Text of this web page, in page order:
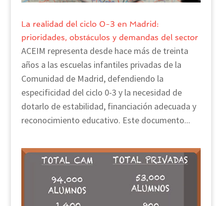
La realidad del ciclo 0-3 en Madrid:
prioridades, obstáculos y demandas del sector
ACEIM representa desde hace más de treinta
años a las escuelas infantiles privadas de la
Comunidad de Madrid, defendiendo la
especificidad del ciclo 0-3 y la necesidad de
dotarlo de estabilidad, financiación adecuada y
reconocimiento educativo. Este documento...